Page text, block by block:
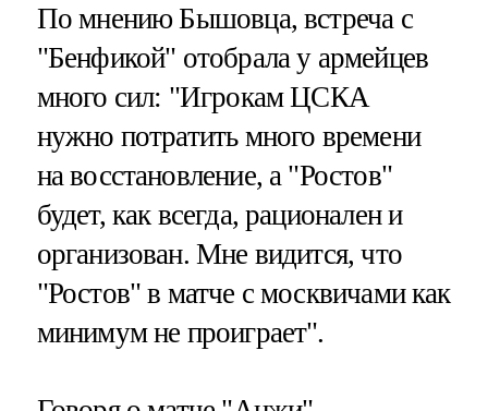
По мнению Бышовца, встреча с
"Бенфикой" отобрала у армейцев
много сил: "Игрокам ЦСКА
нужно потратить много времени
на восстановление, а "Ростов"
будет, как всегда, рационален и
организован. Мне видится, что
"Ростов" в матче с москвичами как
минимум не проиграет".